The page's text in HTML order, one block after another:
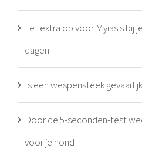
Let extra op voor Myiasis bij
dagen
Is een wespensteek
Door de 5-seconden-test
voor je hond!